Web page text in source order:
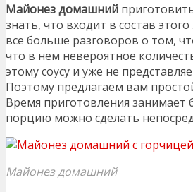
Майонез домашний
знать, что входит в состав
все больше разговоров о том,
что в нем невероятное
этому соусу и уже не
Поэтому предлагаем вам
Время приготовления
порцию можно сделать
Майонез домашний